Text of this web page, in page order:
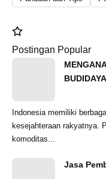
Postingan Popular
Indonesia memiliki
kesejahteraan rakyatnya.
komoditas...
Jasa